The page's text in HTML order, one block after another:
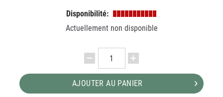
Disponibilité:
Actuellement non disponible
AJOUTER AU PANIER